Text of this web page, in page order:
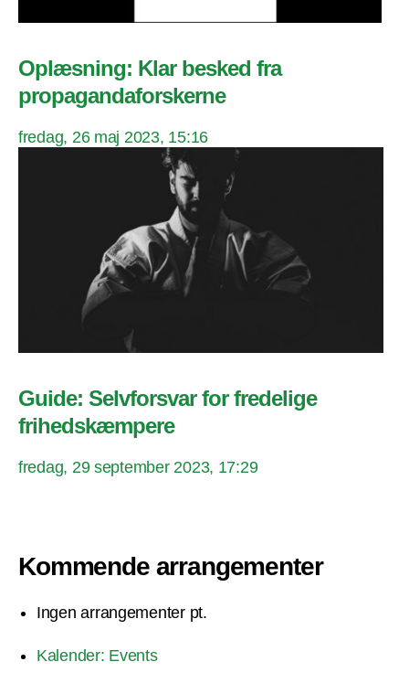
Oplæsning: Klar besked fra
propagandaforskerne
fredag, 26 maj 2023, 15:16
Guide: Selvforsvar for fredelige
frihedskæmpere
fredag, 29 september 2023, 17:29
Kommende arrangementer
Ingen arrangementer pt.
Kalender: Events